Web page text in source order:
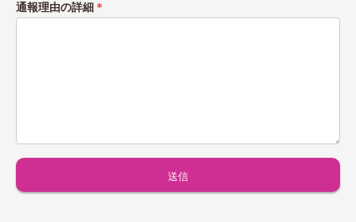
通報理由の詳細 ＊